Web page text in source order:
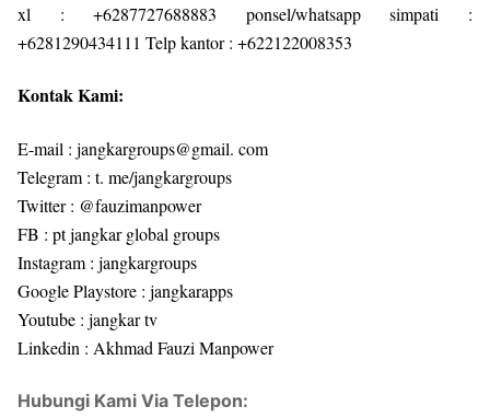
xl : +6287727688883 ponsel/whatsapp simpati :
+6281290434111 Telp kantor : +622122008353
Kontak Kami:
E-mail : jangkargroups@gmail. com
Telegram : t. me/jangkargroups
Twitter : @fauzimanpower
FB : pt jangkar global groups
Instagram : jangkargroups
Google Playstore : jangkarapps
Youtube : jangkar tv
Linkedin : Akhmad Fauzi Manpower
Hubungi Kami Via Telepon: